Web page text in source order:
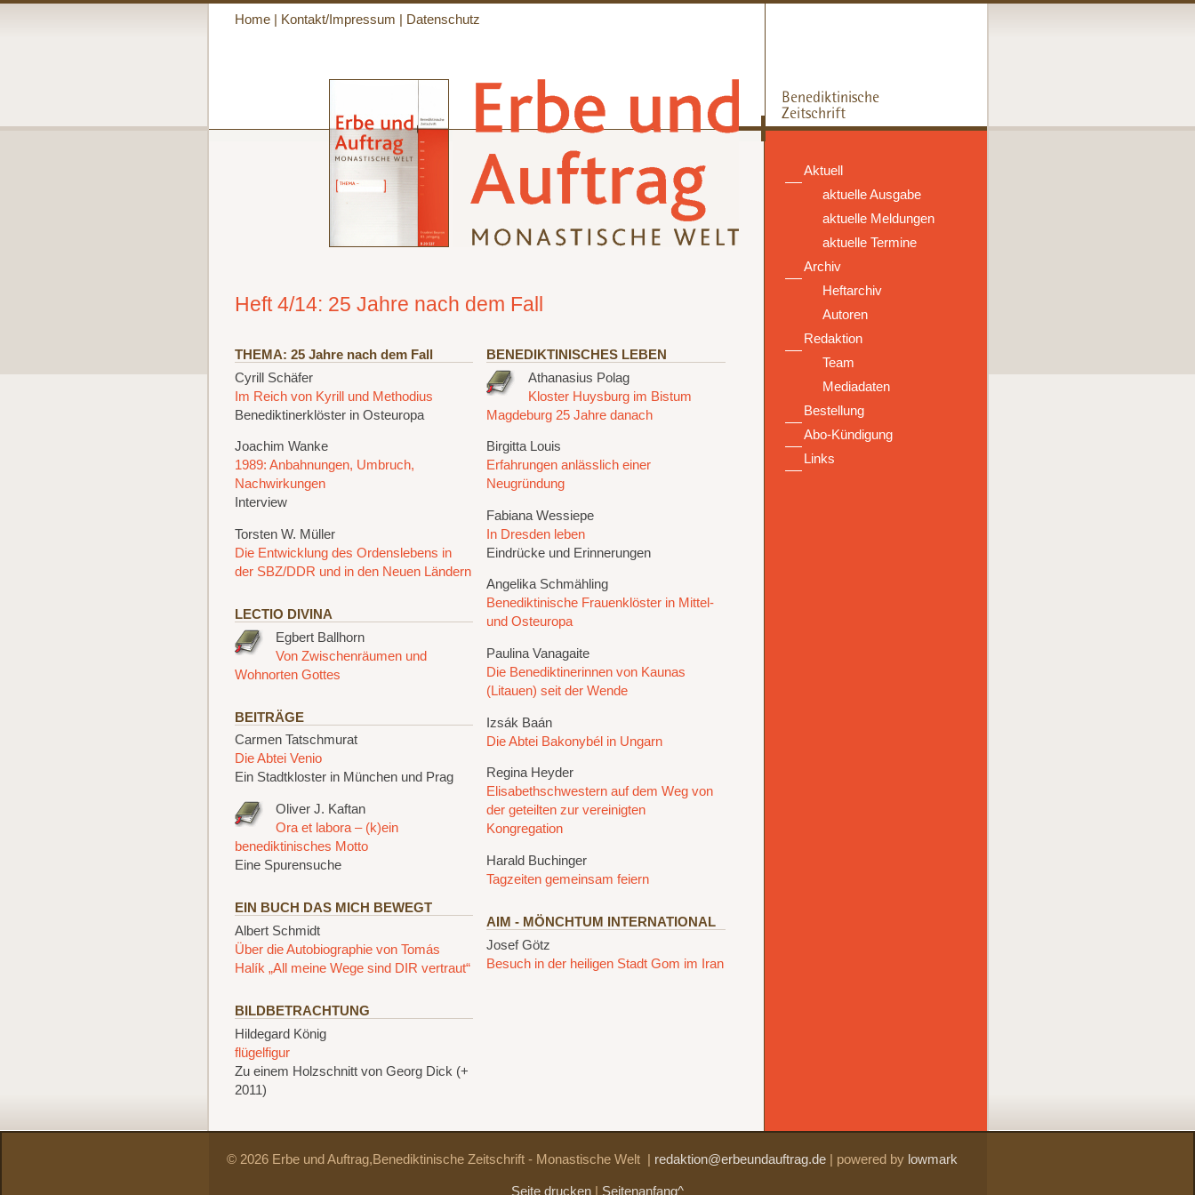
Home| Kontakt/Impressum Datenschutz
Aktuell
aktuelle Ausgabe
aktuelle Meldungen
aktuelle Termine
Archiv
Heftarchiv
Autoren
Redaktion
Team
Mediadaten
Bestellung
Abo-Kündigung
Links
Heft 4/14: 25 Jahre nach dem Fall
THEMA: 25 Jahre nach dem Fall
Cyrill Schäfer
Im Reich von Kyrill und Methodius
Benediktinerklöster in Osteuropa
Joachim Wanke
1989: Anbahnungen, Umbruch,
Nachwirkungen
Interview
Torsten W. Müller
Die Entwicklung des Ordenslebens in
der SBZ/DDR und in den Neuen Ländern
LECTIO DIVINA
Egbert Ballhorn
Von Zwischenräumen und
Wohnorten Gottes
BEITRÄGE
Carmen Tatschmurat
Die Abtei Venio
Ein Stadtkloster in München und Prag
Oliver J. Kaftan
Ora et labora – (k)ein
benediktinisches Motto
Eine Spurensuche
EIN BUCH DAS MICH BEWEGT
Albert Schmidt
Über die Autobiographie von Tomás
Halík „All meine Wege sind DIR vertraut“
BILDBETRACHTUNG
Hildegard König
flügelfigur
Zu einem Holzschnitt von Georg Dick (+
2011)
BENEDIKTINISCHES LEBEN
Athanasius Polag
Kloster Huysburg im Bistum
Magdeburg 25 Jahre danach
Birgitta Louis
Erfahrungen anlässlich einer
Neugründung
Fabiana Wessiepe
In Dresden leben
Eindrücke und Erinnerungen
Angelika Schmähling
Benediktinische Frauenklöster in Mittel-
und Osteuropa
Paulina Vanagaite
Die Benediktinerinnen von Kaunas
(Litauen) seit der Wende
Izsák Baán
Die Abtei Bakonybél in Ungarn
Regina Heyder
Elisabethschwestern auf dem Weg von
der geteilten zur vereinigten
Kongregation
Harald Buchinger
Tagzeiten gemeinsam feiern
AIM - MÖNCHTUM INTERNATIONAL
Josef Götz
Besuch in der heiligen Stadt Gom im Iran
© 2026 Erbe und Auftrag,Benediktinische Zeitschrift - Monastische Welt redaktion@erbeundauftrag.de| powered by lowmark
Seite drucken Seitenanfang^